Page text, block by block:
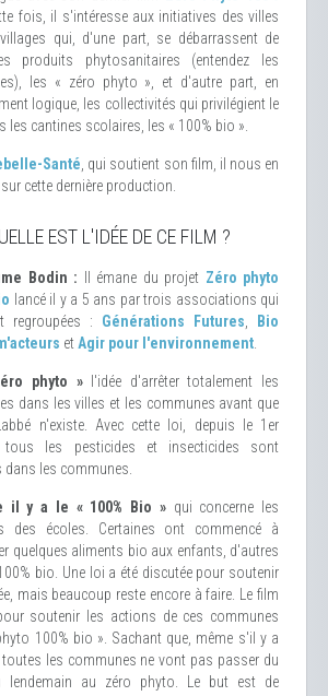
fois, il s'intéresse aux initiatives des villes
qui, d'une part, se débarrassent de
produits phytosanitaires (entendez les
les « zéro phyto », et d'autre part, en
logique, les collectivités qui privilégient le
les cantines scolaires, les « 100% bio ».
Santé , qui soutient son film, il nous en
cette dernière production.
EST L'IDÉE DE CE FILM ?
Bodin : Il émane du projet Zéro phyto
lancé il y a 5 ans par trois associations qui
regroupées : Générations Futures
Bio
et Agir pour l'environnement
phyto »l'idée d'arrêter totalement les
dans les villes et les communes avant que
n'existe. Avec cette loi, depuis le 1er
tous les pesticides et insecticides sont
dans les communes.
il y a le « 100% Bio »qui concerne les
des écoles. Certaines ont commencé à
quelques aliments bio aux enfants, d'autres
bio. Une loi a été discutée pour soutenir
mais beaucoup reste encore à faire. Le film
soutenir les actions de ces communes
100% bio ». Sachant que, même s'il y a
les communes ne vont pas passer du
lendemain au zéro phyto. Le but est de